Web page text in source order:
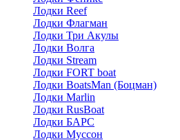
Лодки Reef
Лодки Флагман
Лодки Три Акулы
Лодки Волга
Лодки Stream
Лодки FORT boat
Лодки BoatsMan (Боцман)
Лодки Marlin
Лодки RusBoat
Лодки БАРС
Лодки Муссон